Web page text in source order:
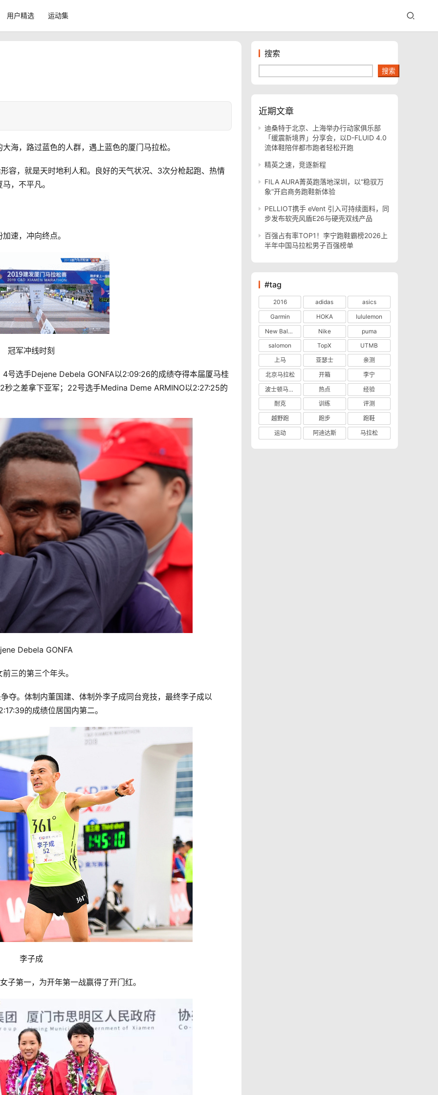
用户精选 运动集
，路过蓝色的人群，遇上蓝色的厦门马拉松。
容，就是天时地利人和。良好的天气状况、3次分枪起跑、热情
，不平凡。
速，冲向终点。
冠军冲线时刻
号选手Dejene Debela GONFA以2:09:26的成绩夺得本届厦马桂
之差拿下亚军；22号选手Medina Deme ARMINO以2:27:25的
Debela GONFA
三的第三个年头。
夺。体制内董国建、体制外李子成同台竞技，最终李子成以
的成绩位居国内第二。
李子成
第一，为开年第一战赢得了开门红。
搜索
搜索
近期文章
迪桑特于北京、上海举办行动家俱乐部
「缓震新境界」分享会，以D-FLUID 4.0
流体鞋陪伴都市跑者轻松开跑
精英之速，竞逐新程
FILA AURA菁英跑落地深圳，以“稳驭万
象”开启商务跑鞋新体验
PELLIOT携手 eVent 引入可持续面料，同
步发布软壳风盾E26与硬壳双线产品
百强占有率TOP1！李宁跑鞋霸榜2026上
半年中国马拉松男子百强榜单
#tag
2016 adidas
asics
Garmin
HOKA
lululemon
New Balance
Nike
puma
salomon
TopX
UTMB
上马
亚瑟士
亲测
北京马拉松
开箱
李宁
波士顿马拉松
热点
经验
耐克
训练
评测
越野跑
跑步
跑鞋
运动
阿迪达斯 马拉松